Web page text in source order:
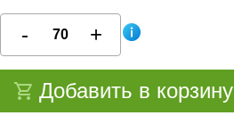
Добавить в корзину